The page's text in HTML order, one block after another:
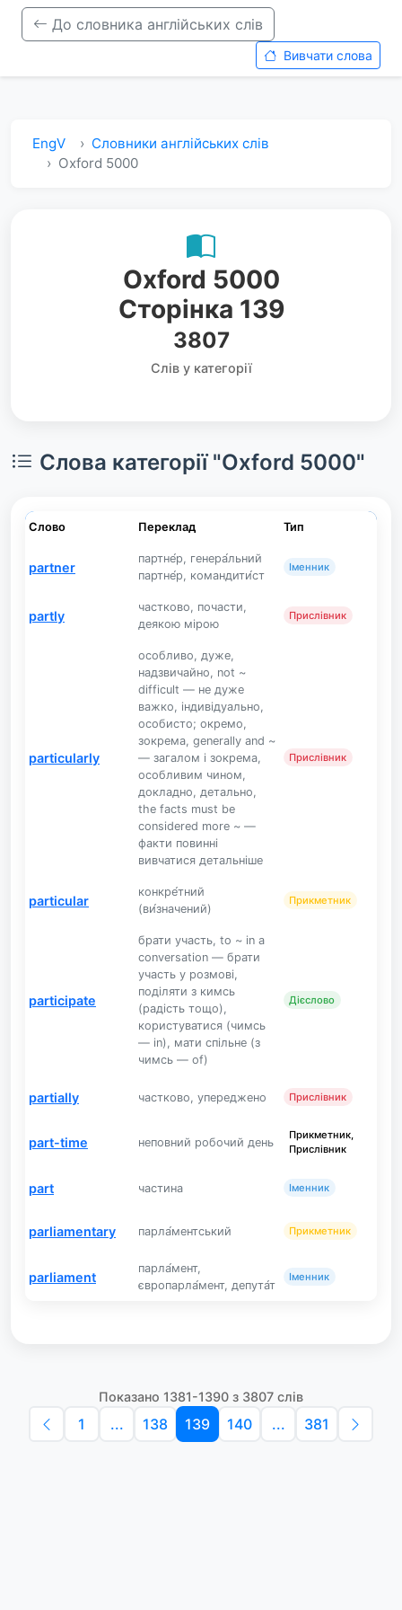
До словника англійських слів
Вивчати слова
EngV
Словники англійських слів
Oxford 5000
Oxford 5000
Сторінка 139
3807
Слів у категорії
Слова категорії "Oxford 5000"
Слово Переклад Тип
partner
партне́р, генера́льний
партне́р, командити́ст
Іменник
partly
частково, почасти,
деякою мірою
Прислівник
particularly
особливо, дуже,
надзвичайно, not ~
difficult — не дуже
важко, індивідуально,
особисто; окремо,
зокрема, generally and ~
— загалом і зокрема,
особливим чином,
докладно, детально,
the facts must be
considered more ~ —
факти повинні
вивчатися детальніше
Прислівник
particular
конкре́тний
(ви́значений)
Прикметник
participate
брати участь, to ~ in a
conversation — брати
участь у розмові,
поділяти з кимсь
(радість тощо),
користуватися (чимсь
— in), мати спільне (з
чимсь — of)
Дієслово
partially частково, упереджено Прислівник
part-time неповний робочий день
Прикметник,
Прислівник
part частина Іменник
parliamentary парла́ментський Прикметник
parliament
парла́мент,
європарла́мент, депута́т
Іменник
Показано 1381-1390 з 3807 слів
1 ... 138 139 140 ... 381